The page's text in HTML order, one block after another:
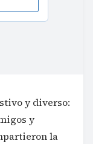
y diverso:
y
la